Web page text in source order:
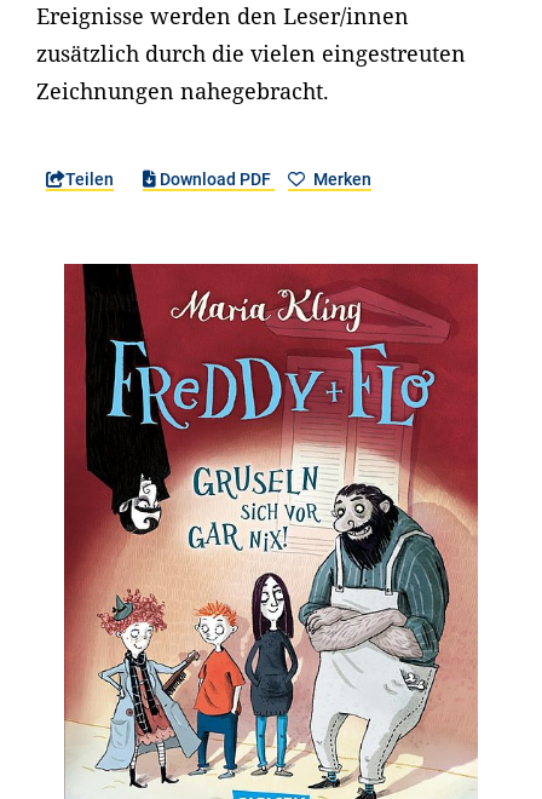
Ereignisse werden den Leser/innen
zusätzlich durch die vielen eingestreuten
Zeichnungen nahegebracht.
Teilen Download PDF Merken